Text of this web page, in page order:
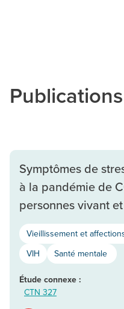
Symptômes de
à la pandémie de
personnes vivant
Vieillissement et
VIH
Santé mentale
Étude connexe :
CTN 327